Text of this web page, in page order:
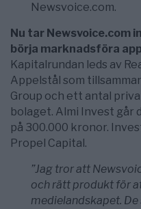
Newsvoice.com.
Nu tar Newsvoice.com
börja marknadsföra
Kapitalrundan leds av
Appelstål som
Group och ett antal
bolaget. Almi Invest går
på 300.000 kronor.
Propel Capital.
”Jag tror att
och rätt produkt för
medielandskapet.